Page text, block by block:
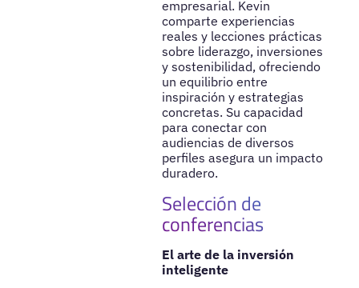
empresarial. Kevin
comparte experiencias
reales y lecciones prácticas
sobre liderazgo, inversiones
y sostenibilidad, ofreciendo
un equilibrio entre
inspiración y estrategias
concretas. Su capacidad
para conectar con
audiencias de diversos
perfiles asegura un impacto
duradero.
Selección de
conferencias
El arte de la inversión
inteligente